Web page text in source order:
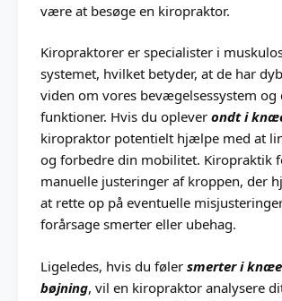
være at besøge en kiropraktor.
Kiropraktorer er specialister i
systemet, hvilket betyder, at de har
viden om vores bevægelsessystem og
funktioner. Hvis du oplever ondt i
kiropraktor potentielt hjælpe med at
og forbedre din mobilitet. Kiropraktik
manuelle justeringer af kroppen, der
at rette op på eventuelle
forårsage smerter eller ubehag.
Ligeledes, hvis du føler smerter i
bøjning, vil en kiropraktor analysere